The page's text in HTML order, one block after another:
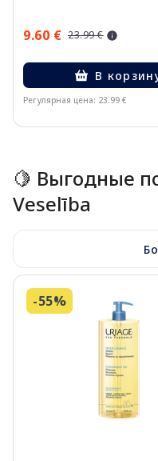
9.60 € 23.99 €
В
Регулярная цена: 23.99 €
🍋 Выгодные
Veselība
-55%